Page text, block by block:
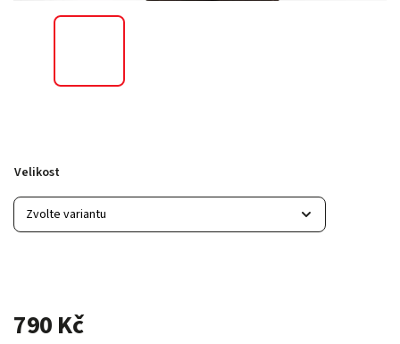
Velikost
790 Kč